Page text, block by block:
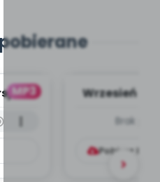
MP3
Wrzesień -
Brak
Pobierz lub